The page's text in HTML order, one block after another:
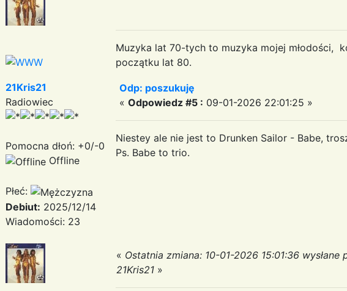
Muzyka lat 70-tych to muzyka mojej młodości,
początku lat 80.
21Kris21
Radiowiec
Pomocna dłoń: +0/-0
Offline
Płeć:
Debiut: 2025/12/14
Wiadomości: 23
Odp: poszukuję
« Odpowiedz #5 : 09-01-2026 22:01:25 »
Niestey ale nie jest to Drunken Sailor - Babe,
Ps. Babe to trio.
« Ostatnia zmiana: 10-01-2026 15:01:36 wysłane
21Kris21 »